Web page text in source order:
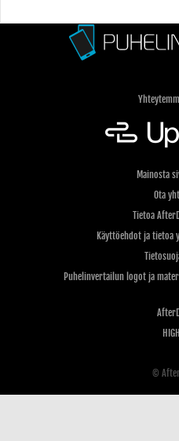
Mainosta
Ota
Tietoa
Käyttöehdot ja tietoa
Puhelinvertailun logot ja
©